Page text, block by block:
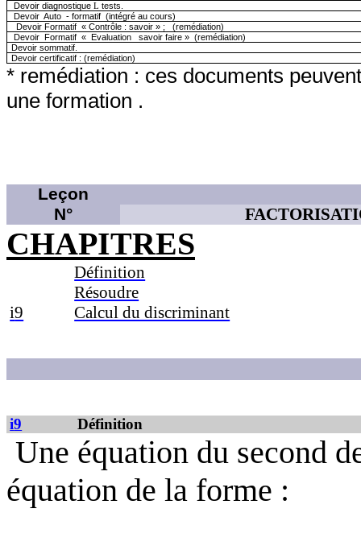
Devoir diagnostique L tests.
Devoir Auto - formatif (intégré au cours)
Devoir Formatif «Contrôle : savoir » ;
(remédiation)
Devoir Formatif «Evaluation savoir faire » (remédiation)
Devoirsommatif.
Devoir certificatif : (remédiation)
* remédiation : ces documents
une formation .
Leçon
N°
CHAPITRES
Définition
Résoudre
i9 Calcul du discriminant
i9 Définition
Une équation du second
équation de la forme :